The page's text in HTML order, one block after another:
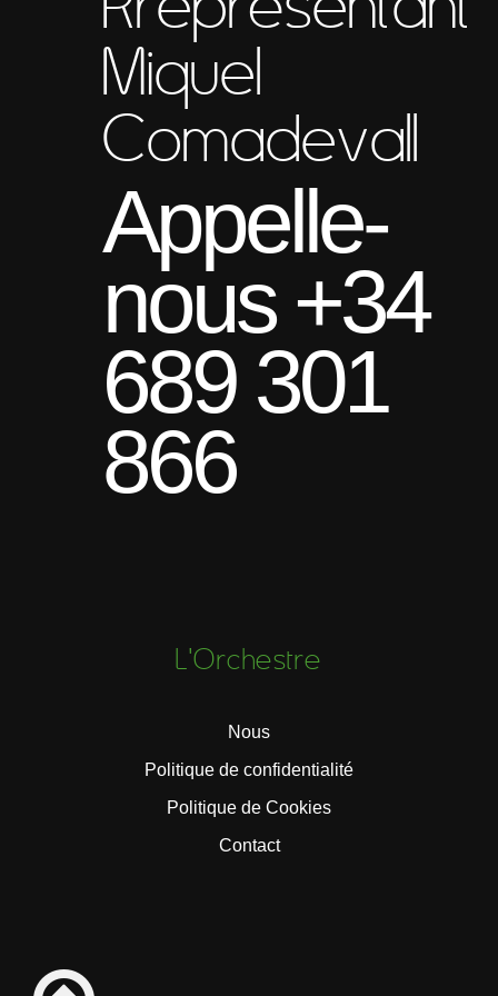
Miquel
Comadevall
Appelle-
nous +34
689 301
866
L'Orchestre
Nous
Politique de confidentialité
Politique de Cookies
Contact